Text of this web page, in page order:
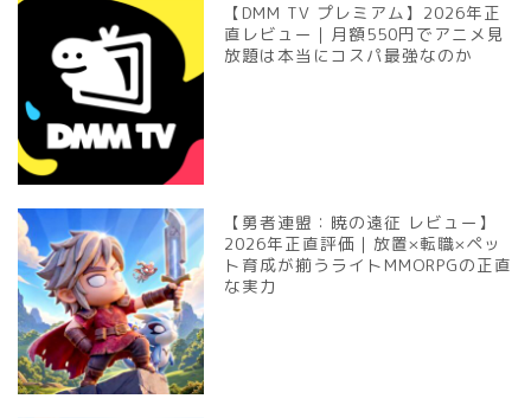
【DMM TV プレミアム】2026年正
直レビュー｜月額550円でアニメ見
放題は本当にコスパ最強なのか
【勇者連盟：暁の遠征 レビュー】
2026年正直評価｜放置×転職×ペッ
ト育成が揃うライトMMORPGの正直
な実力